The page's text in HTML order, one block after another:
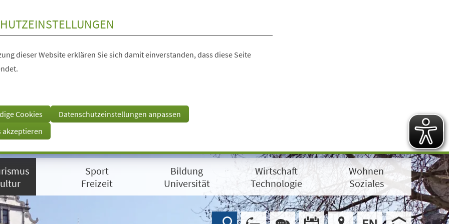
dieser Website erklären Sie sich damit einverstanden, dass diese Seite
Cookies
Datenschutzeinstellungen anpassen
akzeptieren
Sport
Freizeit
Bildung
Universität
Wirtschaft
Technologie
Wohnen
Soziales